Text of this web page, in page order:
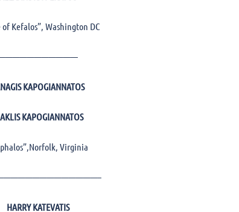
of Kefalos”, Washington DC
KAPOGIANNATOS
KAPOGIANNATOS
Virginia
HARRY KATEVATIS